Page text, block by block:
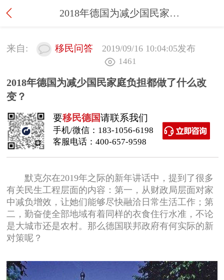
2018年德国为减少国民家庭负担都做了什么改变？
来自: 移民问答 2019/09/16 10:04:05发布
1461
2018年德国为减少国民家庭负担都做了什么改
变？
要移民德国请联系我们
手机/微信： 183-1056-6198
客服电话： 400-657-9598
默克尔在2019年之际的新年讲话中，提到了很多
有关民生工程层面的内容：第一，从财政局层面对家
中减负增效，让她们能够尽快融洽日常生活工作；第
二，勤奋使全部地域有着同样的衣食住行水准，不论
是大城市还是农村。那么德国联邦政府有何实际的新
对策呢？